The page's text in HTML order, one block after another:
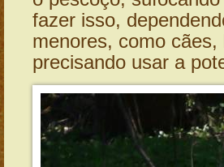
fazer isso,
menores, como
precisando usar a